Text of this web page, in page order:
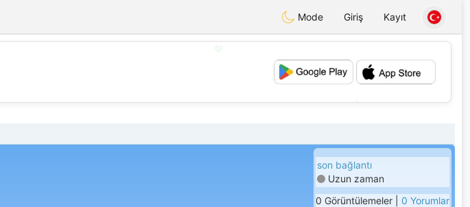
Mode Giriş Kayıt
💕
son bağlantı
Uzun zaman
0 Görüntülemeler | 0 Yorumlar